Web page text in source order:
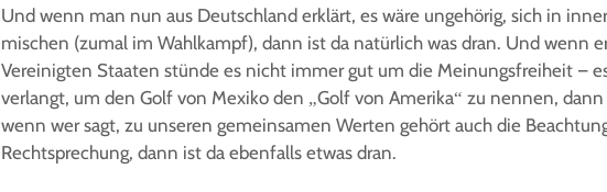
Und wenn man nun aus Deutschland erklärt, es wäre ungehörig, sich in
mischen (zumal im Wahlkampf), dann ist da natürlich was dran. Und wenn
Vereinigten Staaten stünde es nicht immer gut um die Meinungsfreiheit –
verlangt, um den Golf von Mexiko den „Golf von Amerika“ zu nennen, dann
wenn wer sagt, zu unseren gemeinsamen Werten gehört auch die
Rechtsprechung, dann ist da ebenfalls etwas dran.